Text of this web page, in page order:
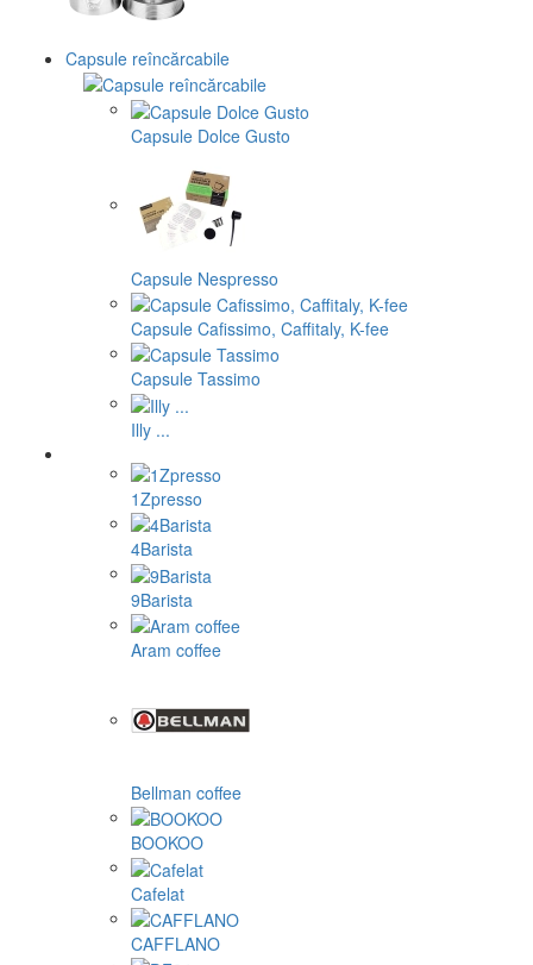
Capsule reîncărcabile
Capsule Dolce Gusto
Capsule Nespresso
Capsule Cafissimo, Caffitaly, K-fee
Capsule Tassimo
Illy ...
1Zpresso
4Barista
9Barista
Aram coffee
Bellman coffee
BOOKOO
Cafelat
CAFFLANO